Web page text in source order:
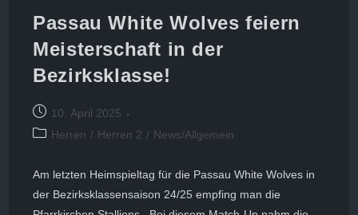
Passau White Wolves feiern
Meisterschaft in der
Bezirksklasse!
Beitrag
veröffentlicht:
10. April 2025
Beitrags-
Herren / Herren 2 / News/Allgemein
Am letzten Heimspieltag für die Passau White Wolves in
der Bezirksklassensaison 24/25 empfing man die